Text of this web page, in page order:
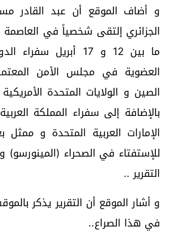
و أضاف الموقع أن عبد القادر
الجزائري إلتقى شخصياً في العاصمة
ما بين 12 و 17 أبريل
العضوية في مجلس الأمن
الصين و الولايات المتحدة
بالإضافة إلى سفراء المملكة
الإمارات العربية المتحدة و ممثل
للإستفتاء في الصحراء
التقرير ..
و أشار الموقع أن التقرير يذكر
في هذا الصراع..